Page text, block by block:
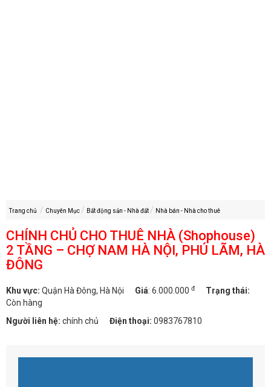
Trang chủ Chuyên Mục Bất động sản - Nhà đất Nhà bán - Nhà cho thuê
CHÍNH CHỦ CHO THUÊ NHÀ (Shophouse)
2 TẦNG – CHỢ NAM HÀ NỘI, PHÚ LÃM, HÀ
ĐÔNG
Khu vực: Quận Hà Đông, Hà Nội Giá: 6.000.000 đ
Trạng thái:
Còn hàng
Người liên hệ: chính chủ Điện thoại: 0983767810